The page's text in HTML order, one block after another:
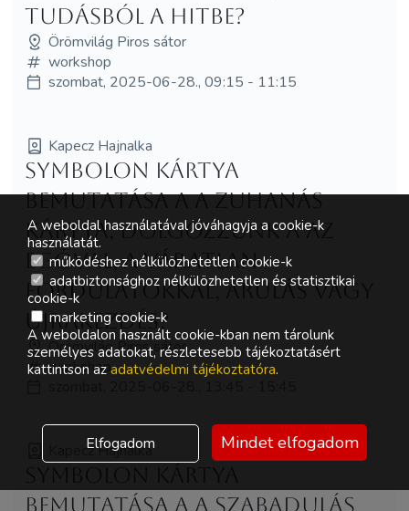
tudásból a hitbe?
Örömvilág Piros sátor
workshop
szombat, 2025-06-28., 09:15 - 11:15
Kapecz Hajnalka
Symbolon kártya
bemutatása a A Zuhanás
kártya, dolgozzunk a az
egóval, a váratlan
fordulatokkal, árulás vagy
újrakezdés?
Örömvilág Piros sátor
workshop
Kapecz Hajnalka
bemutatása a A Szabadulás
A weboldal használatával jóváhagyja a cookie-k
használatát.
működéshez nélkülözhetetlen cookie-k
adatbiztonsághoz nélkülözhetetlen és statisztikai
cookie-k
marketing cookie-k
A weboldalon használt cookie-kban nem tárolunk
személyes adatokat, részletesebb tájékoztatásért
kattintson az adatvédelmi tájékoztatóra.
Elfogadom Mindet elfogadom